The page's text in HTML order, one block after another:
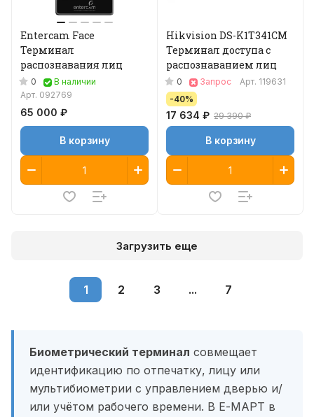
Entercam Face
Терминал
распознавания лиц
0
В наличии
Арт. 092769
65 000 ₽
В корзину
Hikvision DS-K1T341CM
Терминал доступа с
распознаванием лиц
0 Запрос Арт. 119631
-40%
17 634 ₽ 29 390 ₽
В корзину
Загрузить еще
1 2 3 ... 7
Биометрический терминал совмещает
идентификацию по отпечатку, лицу или
мультибиометрии с управлением дверью и/
или учётом рабочего времени. В Е-МАРТ в